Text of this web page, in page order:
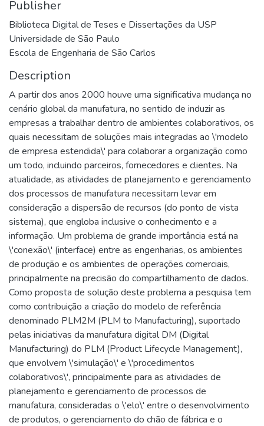
Publisher
Biblioteca Digital de Teses e Dissertações da USP
Universidade de São Paulo
Escola de Engenharia de São Carlos
Description
A partir dos anos 2000 houve uma significativa mudança no
cenário global da manufatura, no sentido de induzir as
empresas a trabalhar dentro de ambientes colaborativos, os
quais necessitam de soluções mais integradas ao \'modelo
de empresa estendida\' para colaborar a organização como
um todo, incluindo parceiros, fornecedores e clientes. Na
atualidade, as atividades de planejamento e gerenciamento
dos processos de manufatura necessitam levar em
consideração a dispersão de recursos (do ponto de vista
sistema), que engloba inclusive o conhecimento e a
informação. Um problema de grande importância está na
\'conexão\' (interface) entre as engenharias, os ambientes
de produção e os ambientes de operações comerciais,
principalmente na precisão do compartilhamento de dados.
Como proposta de solução deste problema a pesquisa tem
como contribuição a criação do modelo de referência
denominado PLM2M (PLM to Manufacturing), suportado
pelas iniciativas da manufatura digital DM (Digital
Manufacturing) do PLM (Product Lifecycle Management),
que envolvem \'simulação\' e \'procedimentos
colaborativos\', principalmente para as atividades de
planejamento e gerenciamento de processos de
manufatura, consideradas o \'elo\' entre o desenvolvimento
de produtos, o gerenciamento do chão de fábrica e o